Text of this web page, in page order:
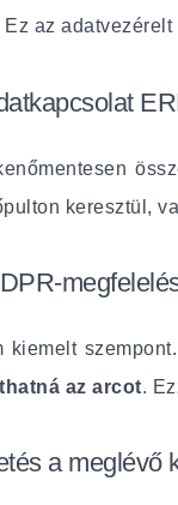
Ez az
keresztül,
kiemelt
az arcot.
a meglévő